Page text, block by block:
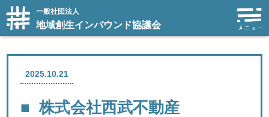
一般社団法人
地域創生インバウンド協議会
2025.10.21
株式会社西武不動産